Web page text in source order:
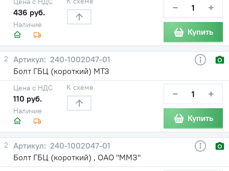
Наличие
436 руб. − +
Купить
2
240-1002047-01
Болт ГБЦ (короткий) МТЗ
Наличие
Цена с НДС
110 руб.
К схеме − +
Купить
2
240-1002047-01
Болт ГБЦ (короткий) , ОАО "ММЗ"